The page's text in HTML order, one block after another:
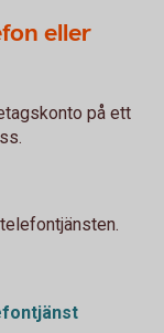
eller
på ett